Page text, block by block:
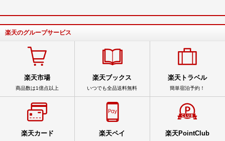
楽天のグループサービス
楽天市場
商品数は1億点以上
楽天ブックス
いつでも全品送料無料
楽天トラベル
簡単宿泊予約！
楽天カード 楽天ペイ 楽天PointClub